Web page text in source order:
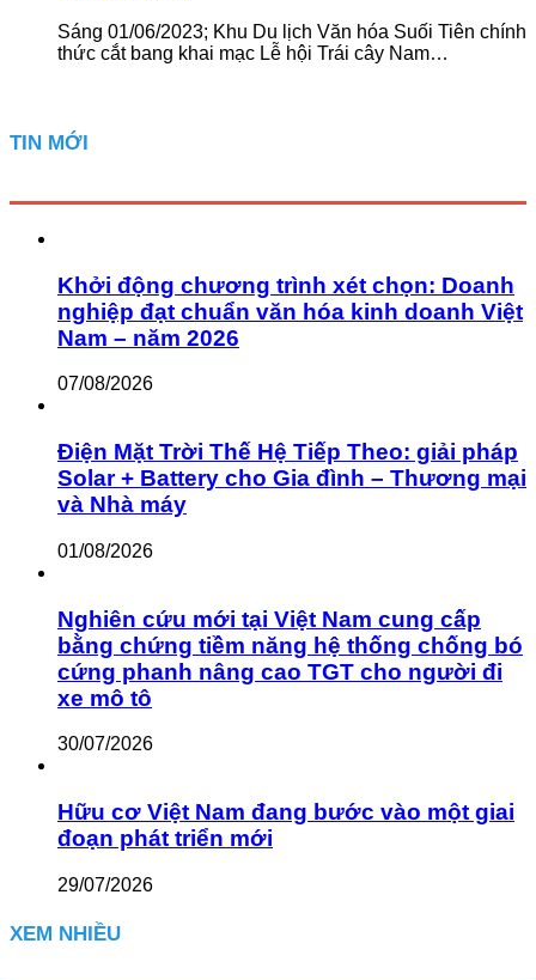
Sáng 01/06/2023; Khu Du lịch Văn hóa Suối Tiên chính
thức cắt bang khai mạc Lễ hội Trái cây Nam…
TIN MỚI
Khởi động chương trình xét chọn: Doanh
nghiệp đạt chuẩn văn hóa kinh doanh Việt
Nam – năm 2026
07/08/2026
Điện Mặt Trời Thế Hệ Tiếp Theo: giải pháp
Solar + Battery cho Gia đình – Thương mại
và Nhà máy
01/08/2026
Nghiên cứu mới tại Việt Nam cung cấp
bằng chứng tiềm năng hệ thống chống bó
cứng phanh nâng cao TGT cho người đi
xe mô tô
30/07/2026
Hữu cơ Việt Nam đang bước vào một giai
đoạn phát triển mới
29/07/2026
XEM NHIỀU